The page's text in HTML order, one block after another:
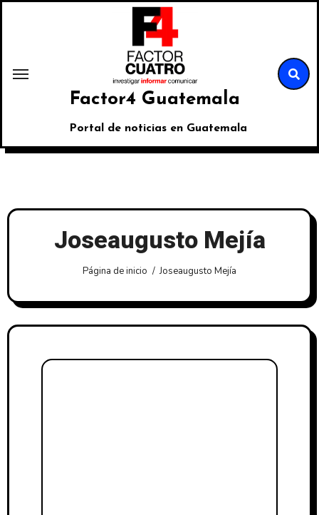
Factor4 Guatemala
Portal de noticias en Guatemala
Joseaugusto Mejía
Página de inicio Joseaugusto Mejía